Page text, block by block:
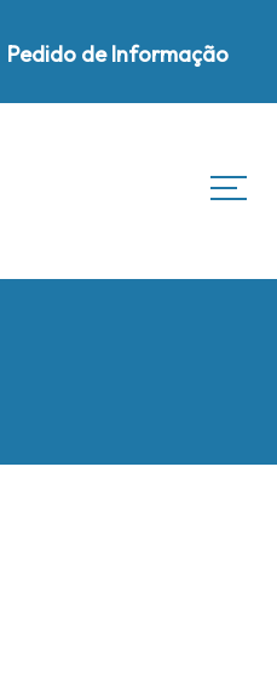
Pedido de Informação